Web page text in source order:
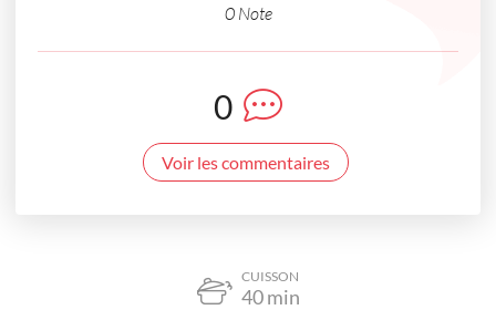
0 Note
0
Voir les commentaires
CUISSON
40min